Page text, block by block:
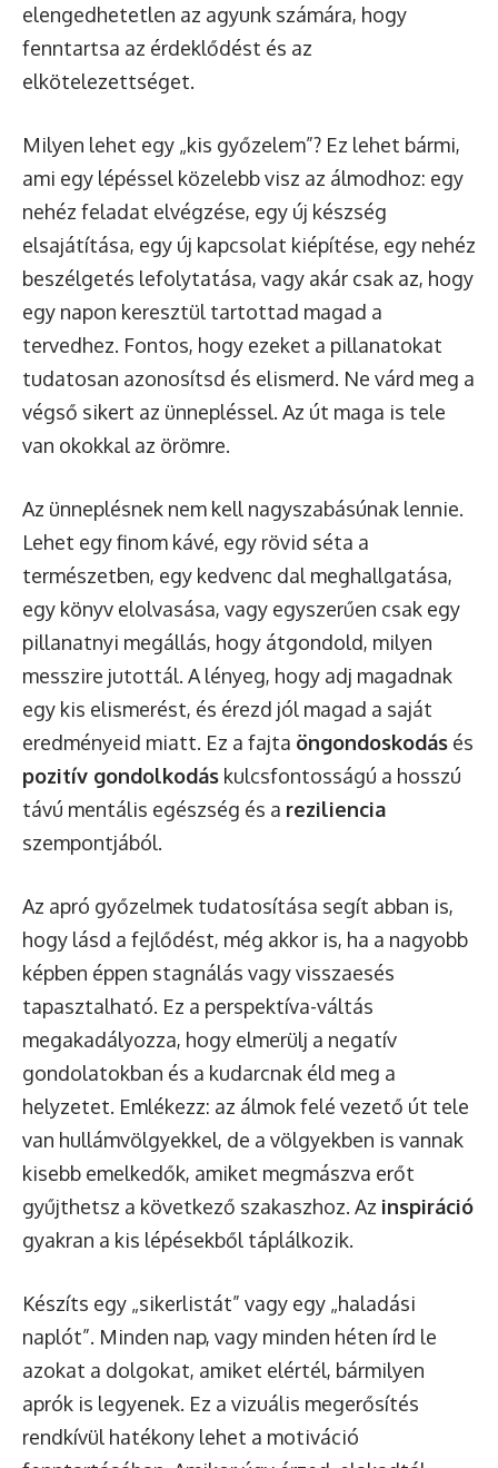
elengedhetetlen az agyunk számára, hogy
fenntartsa az érdeklődést és az
elkötelezettséget.
Milyen lehet egy „kis győzelem”? Ez lehet bármi,
ami egy lépéssel közelebb visz az álmodhoz: egy
nehéz feladat elvégzése, egy új készség
elsajátítása, egy új kapcsolat kiépítése, egy nehéz
beszélgetés lefolytatása, vagy akár csak az, hogy
egy napon keresztül tartottad magad a
tervedhez. Fontos, hogy ezeket a pillanatokat
tudatosan azonosítsd és elismerd. Ne várd meg a
végső sikert az ünnepléssel. Az út maga is tele
van okokkal az örömre.
Az ünneplésnek nem kell nagyszabásúnak lennie.
Lehet egy finom kávé, egy rövid séta a
természetben, egy kedvenc dal meghallgatása,
egy könyv elolvasása, vagy egyszerűen csak egy
pillanatnyi megállás, hogy átgondold, milyen
messzire jutottál. A lényeg, hogy adj magadnak
egy kis elismerést, és érezd jól magad a saját
eredményeid miatt. Ez a fajta öngondoskodás és
pozitív gondolkodás kulcsfontosságú a hosszú
távú mentális egészség és a reziliencia
szempontjából.
Az apró győzelmek tudatosítása segít abban is,
hogy lásd a fejlődést, még akkor is, ha a nagyobb
képben éppen stagnálás vagy visszaesés
tapasztalható. Ez a perspektíva-váltás
megakadályozza, hogy elmerülj a negatív
gondolatokban és a kudarcnak éld meg a
helyzetet. Emlékezz: az álmok felé vezető út tele
van hullámvölgyekkel, de a völgyekben is vannak
kisebb emelkedők, amiket megmászva erőt
gyűjthetsz a következő szakaszhoz. Az inspiráció
gyakran a kis lépésekből táplálkozik.
Készíts egy „sikerlistát” vagy egy „haladási
naplót”. Minden nap, vagy minden héten írd le
azokat a dolgokat, amiket elértél, bármilyen
aprók is legyenek. Ez a vizuális megerősítés
rendkívül hatékony lehet a motiváció